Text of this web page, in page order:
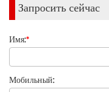
Запросить сейчас
Имя:*
Мобильный: